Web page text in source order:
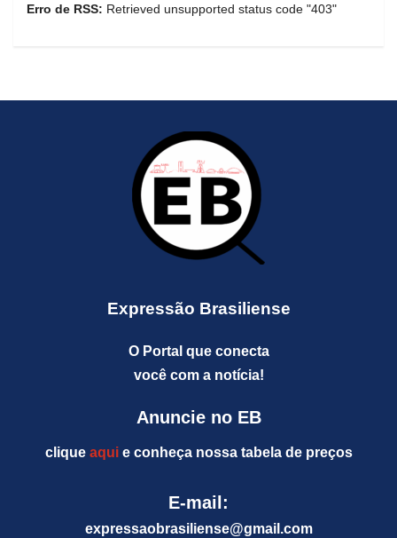
Erro de RSS: Retrieved unsupported status code "403"
Expressão Brasiliense
O Portal que conecta
você com a notícia!
Anuncie no EB
clique aquie conheça nossa tabela de preços
E-mail:
expressaobrasiliense@gmail.com